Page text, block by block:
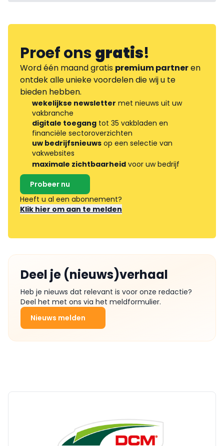
Proef onsgratis!
Word één maand gratis premium partneren
ontdek alle unieke voordelen die wij u te
bieden hebben.
wekelijkse newsletter met nieuws uit uw
vakbranche
digitale toegang tot 35 vakbladen en
financiële sectoroverzichten
uw bedrijfsnieuws op een selectie van
vakwebsites
maximale zichtbaarheid voor uw bedrijf
Probeer nu
Heeft u al een abonnement?
Klik hier om aan te melden
Deel je (nieuws)verhaal
Heb je nieuws dat relevant is voor onze redactie?
Deel het met ons via het meldformulier.
Nieuws melden